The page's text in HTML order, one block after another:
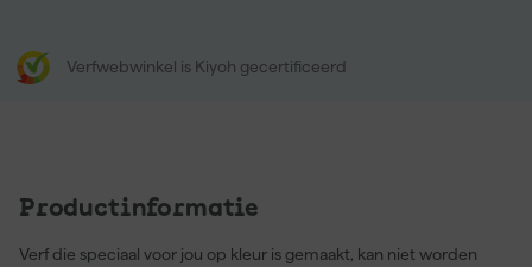
Verfwebwinkel is Kiyoh gecertificeerd
Productinformatie
Verf die speciaal voor jou op kleur is gemaakt, kan niet worden